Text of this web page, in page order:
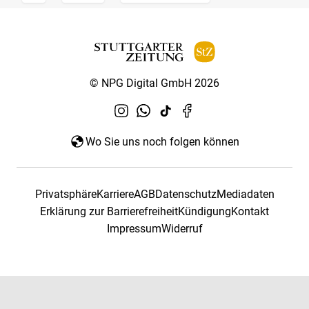
© NPG Digital GmbH 2026
Wo Sie uns noch folgen können
PrivatsphäreKarriereAGBDatenschutzMediadaten
Erklärung zur BarrierefreiheitKündigungKontakt
ImpressumWiderruf